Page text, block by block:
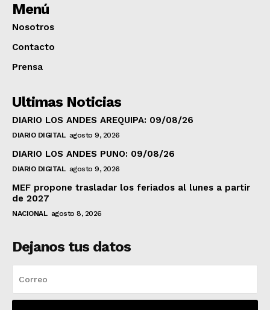
Menú
Nosotros
Contacto
Prensa
Ultimas Noticias
DIARIO LOS ANDES AREQUIPA: 09/08/26
DIARIO DIGITAL agosto 9, 2026
DIARIO LOS ANDES PUNO: 09/08/26
DIARIO DIGITAL agosto 9, 2026
MEF propone trasladar los feriados al lunes a partir
de 2027
NACIONAL agosto 8, 2026
Dejanos tus datos